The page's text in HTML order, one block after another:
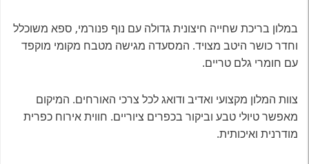
במלון בריכת שחייה חיצונית גדולה עם נוף פנורמי, ספא משוכלל
וחדר כושר היטב מצויד. המסעדה מגישה מטבח מקומי מוקפד
עם חומרי גלם טריים.
צוות המלון מקצועי ואדיב ודואג לכל צרכי האורחים. המיקום
מאפשר טיולי טבע וביקור בכפרים ציוריים. חווית אירוח כפרית
מודרנית ואיכותית.